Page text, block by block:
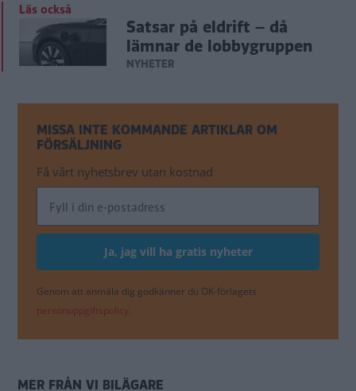
Läs också
Satsar på eldrift – då
lämnar de lobbygruppen
NYHETER
MISSA INTE KOMMANDE ARTIKLAR OM
FÖRSÄLJNING
Få vårt nyhetsbrev utan kostnad
Genom att anmäla dig godkänner du OK-förlagets
personuppgiftspolicy.
MER FRÅN VI BILÄGARE